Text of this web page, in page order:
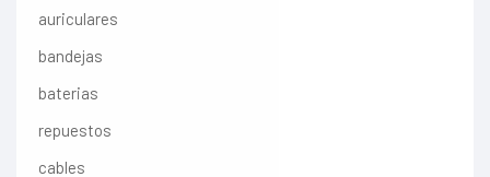
auriculares
bandejas
baterias
repuestos
cables